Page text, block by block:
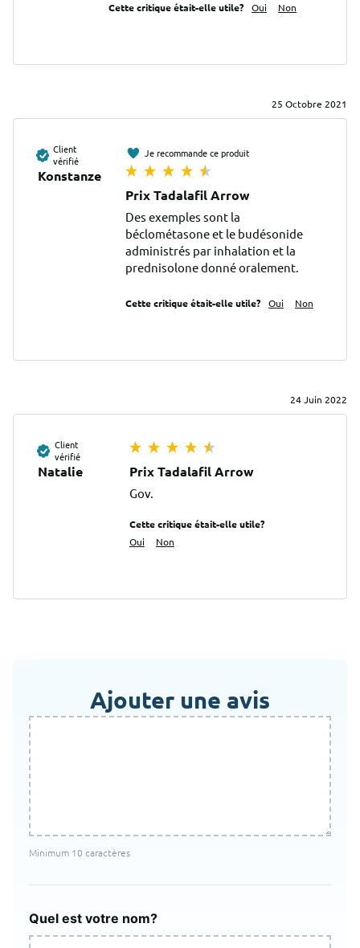
Cette critique était-elle utile? Oui Non
25 Octobre 2021
Client
vérifié
Konstanze
Je recommande ce produit
Prix Tadalafil Arrow
Des exemples sont la
béclométasone et le budésonide
administrés par inhalation et la
prednisolone donné oralement.
Cette critique était-elle utile? Oui Non
24 Juin 2022
Client
vérifié
Natalie Prix Tadalafil Arrow
Gov.
Cette critique était-elle utile?
Oui
Non
Ajouter une avis
Minimum 10 caractères
Quel est votre nom?